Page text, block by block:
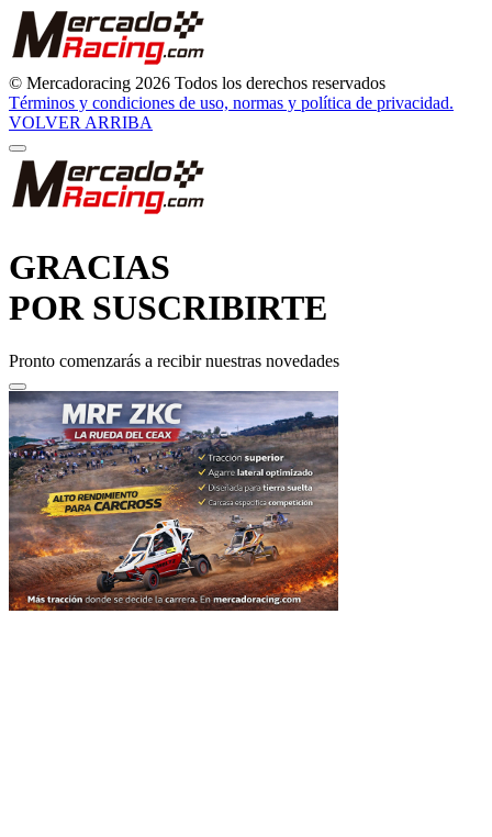
© Mercadoracing 2026 Todos los derechos reservados
Términos y condiciones de uso, normas y política de privacidad.
VOLVER ARRIBA
POR SUSCRIBIRTE